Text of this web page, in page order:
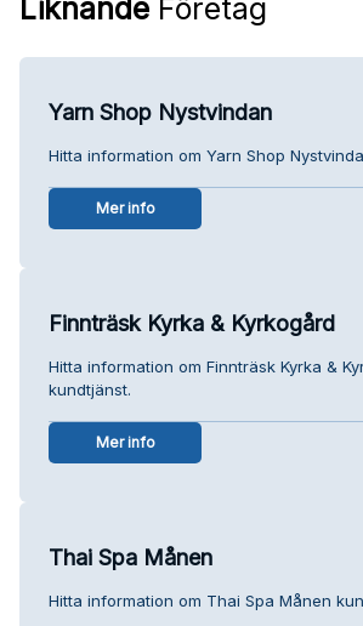
Liknande Företag
Yarn Shop Nystvindan
Hitta information om Yarn Shop
Mer info
Finnträsk Kyrka & Kyrkogård
Hitta information om Finnträsk Kyrka &
kundtjänst.
Mer info
Thai Spa Månen
Hitta information om Thai Spa Månen